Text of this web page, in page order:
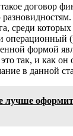
договор
среди
операционный
формой
так, и как он
в данной
лучше